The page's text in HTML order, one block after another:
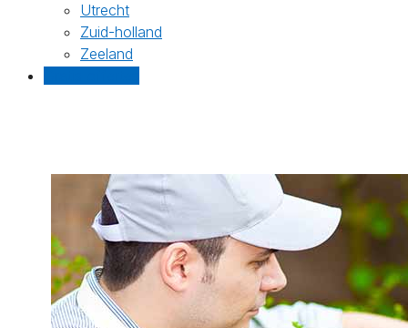
Utrecht
Zuid-holland
Zeeland